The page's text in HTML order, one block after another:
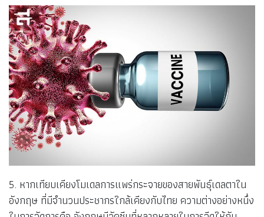
5. หากเทียบเคียงโมเดลการแพร่กระจายของสายพันธุ์เดลตาใน
อังกฤษ ที่มีจำนวนประชากรใกล้เคียงกับไทย ความต่างอย่างหนึ่ง